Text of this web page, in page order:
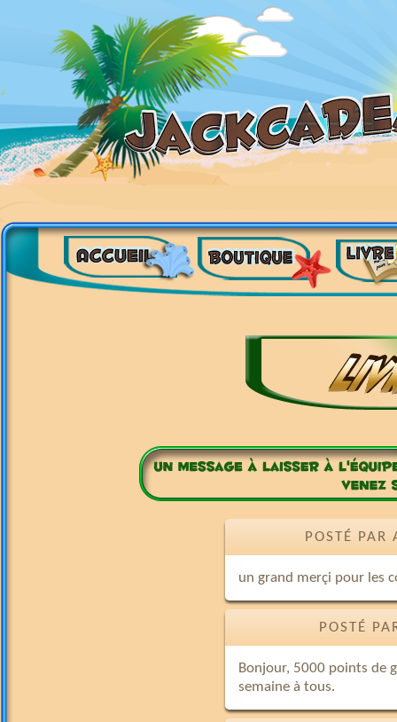
POSTÉ
un grand merçi pour les
POSTÉ
Bonjour, 5000 points de
semaine à tous.